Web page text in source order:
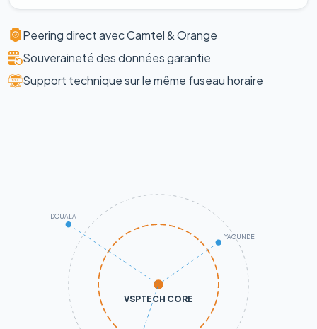
Peering direct avec Camtel & Orange
Souveraineté des données garantie
Support technique sur le même fuseau horaire
VSPTECH CORE
DOUALA
YAOUNDÉ